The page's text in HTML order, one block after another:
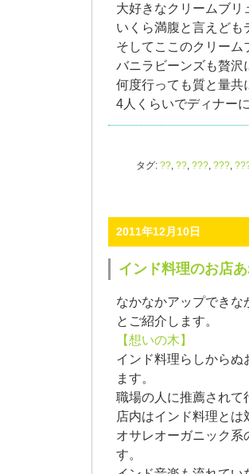
大好きなクリームブリ
いくら満腹と言えども
そしてここのクリー
バニラビーンズも贅沢
何度行っても質と量共
4人くらいでディナー
タグ: ??, ??, ???, ???,
2011年12月10日
インド料理のお店
なかなかアップでき
とご紹介します。
【想いの木】
インド料理らしから
ます。
職場の人に推薦されて
店内はインド料理とは
オサレオーガニック
す。